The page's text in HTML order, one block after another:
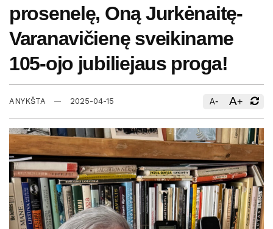
prosenelę, Oną Jurkėnaitę-
Varanavičienę sveikiname
105-ojo jubiliejaus proga!
ANYKŠTA 2025-04-15 A- A+